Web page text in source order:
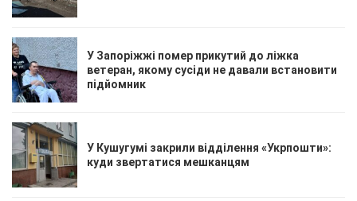
У Запоріжжі помер прикутий до ліжка
ветеран, якому сусіди не давали встановити
підйомник
У Кушугумі закрили відділення «Укрпошти»:
куди звертатися мешканцям